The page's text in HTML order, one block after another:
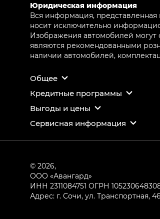
Юридическая информация
Вся информация,
носит исключительно
Изображения автомобилей могут
являются рекомендованными
наличии автомобилей,
Общее
Кредитные программы
Выгоды и цены
Сервисная информация
© 2026,
ООО «Авангард»
ИНН 2311084751 ОГРН
Адрес: г. Сочи, ул. Транспортная, 46